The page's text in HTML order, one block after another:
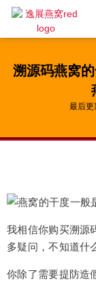
Skip
content
溯源码燕窝
最后更
我相信你购买溯源
多疑问，不知道什
你除了需要提防造